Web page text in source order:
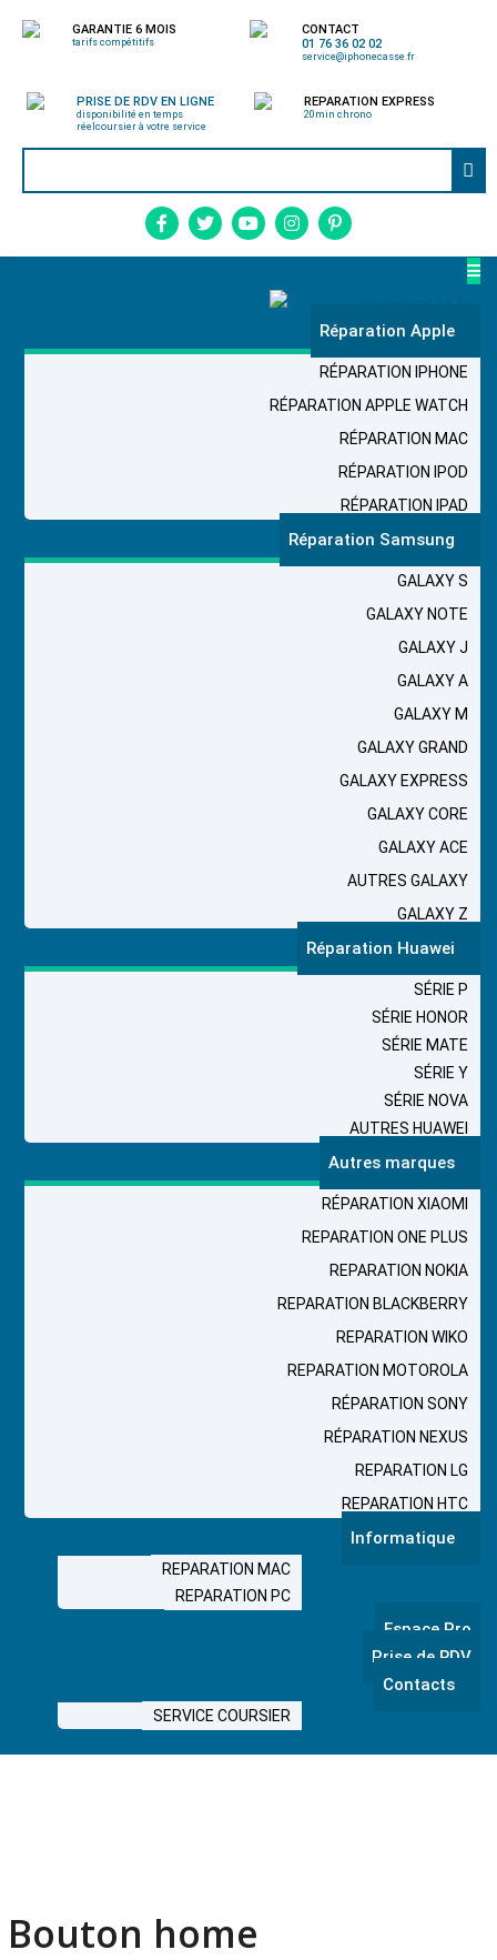
GARANTIE 6 MOIS
tarifs compétitifs
CONTACT
01 76 36 02 02
service@iphonecasse.fr
PRISE DE RDV EN LIGNE
disponibilité en temps
réelcoursier à votre service
REPARATION EXPRESS
20min chrono
Réparation Apple
RÉPARATION IPHONE
RÉPARATION APPLE WATCH
RÉPARATION MAC
RÉPARATION IPOD
RÉPARATION IPAD
Réparation Samsung
GALAXY S
GALAXY NOTE
GALAXY J
GALAXY A
GALAXY M
GALAXY GRAND
GALAXY EXPRESS
GALAXY CORE
GALAXY ACE
AUTRES GALAXY
GALAXY Z
Réparation Huawei
SÉRIE P
SÉRIE HONOR
SÉRIE MATE
SÉRIE Y
SÉRIE NOVA
AUTRES HUAWEI
Autres marques
RÉPARATION XIAOMI
REPARATION ONE PLUS
REPARATION NOKIA
REPARATION BLACKBERRY
REPARATION WIKO
REPARATION MOTOROLA
RÉPARATION SONY
RÉPARATION NEXUS
REPARATION LG
REPARATION HTC
Informatique
REPARATION MAC
REPARATION PC
Espace Pro
Prise de RDV
Contacts
SERVICE COURSIER
Bouton home